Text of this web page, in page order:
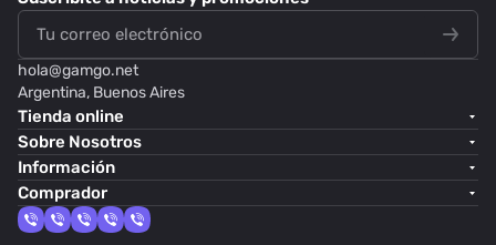
hola@gamgo.net
Argentina, Buenos Aires
Tienda online
Sobre Nosotros
Información
Comprador